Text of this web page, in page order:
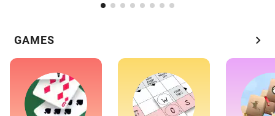
GAMES chevron_right